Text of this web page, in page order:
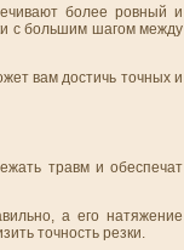
более ровный и
с большим шагом между
вам достичь точных и
травм и обеспечат
а его натяжение
точность резки.